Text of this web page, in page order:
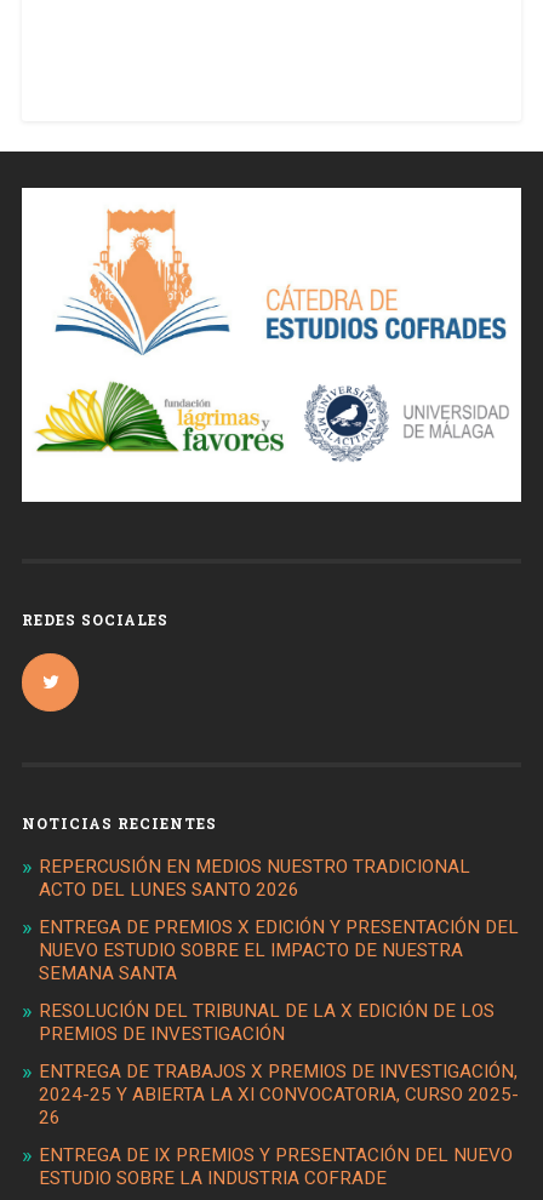
REDES SOCIALES
NOTICIAS RECIENTES
REPERCUSIÓN EN MEDIOS NUESTRO TRADICIONAL
ACTO DEL LUNES SANTO 2026
ENTREGA DE PREMIOS X EDICIÓN Y PRESENTACIÓN DEL
NUEVO ESTUDIO SOBRE EL IMPACTO DE NUESTRA
SEMANA SANTA
RESOLUCIÓN DEL TRIBUNAL DE LA X EDICIÓN DE LOS
PREMIOS DE INVESTIGACIÓN
ENTREGA DE TRABAJOS X PREMIOS DE INVESTIGACIÓN,
2024-25 Y ABIERTA LA XI CONVOCATORIA, CURSO 2025-
26
ENTREGA DE IX PREMIOS Y PRESENTACIÓN DEL NUEVO
ESTUDIO SOBRE LA INDUSTRIA COFRADE